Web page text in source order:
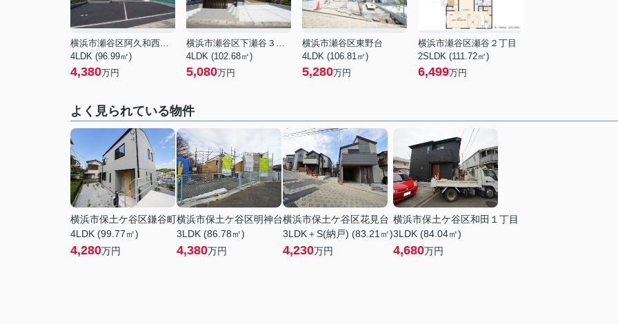
横浜市瀬谷区阿久和西４丁目
4LDK (96.99㎡)
4,380万円
横浜市瀬谷区下瀬谷３丁目
4LDK (102.68㎡)
5,080万円
横浜市瀬谷区東野台
4LDK (106.81㎡)
5,280万円
横浜市瀬谷区瀬谷２丁目
2SLDK (111.72㎡)
6,499万円
よく見られている物件
横浜市保土ケ谷区鎌谷町
4LDK (99.77㎡)
4,280万円
横浜市保土ケ谷区明神台
3LDK (86.78㎡)
4,380万円
横浜市保土ケ谷区花見台
3LDK＋S(納戸) (83.21㎡)
4,230万円
横浜市保土ケ谷区和田１丁目
3LDK (84.04㎡)
4,680万円